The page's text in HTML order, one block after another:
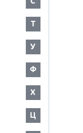
Т
У
Ф
Х
Ц